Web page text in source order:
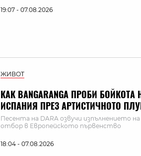
19:07 - 07.08.2026
ЖИВОТ
КАК BANGARANGA ПРОБИ
ИСПАНИЯ ПРЕЗ АРТИСТИЧНОТО
Песента на DARA озвучи изпълнението на
отбор в Европейското първенство
18:04 - 07.08.2026